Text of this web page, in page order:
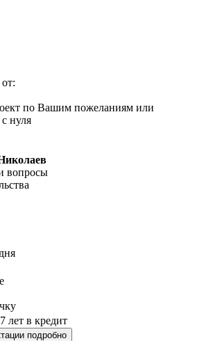
по Вашим пожеланиям или
нуля
вопросы
лет в кредит
подробно